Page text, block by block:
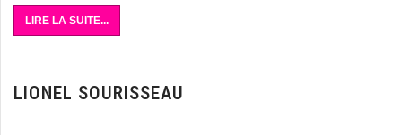
LIRE LA SUITE...
LIONEL SOURISSEAU